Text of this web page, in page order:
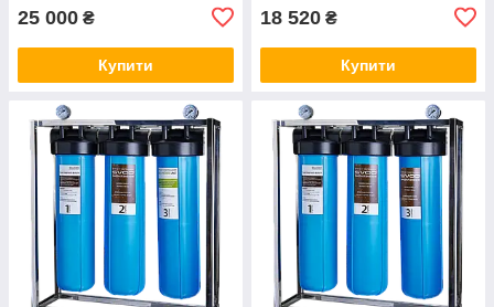
25 000 ₴
Купити
18 520 ₴
Купити